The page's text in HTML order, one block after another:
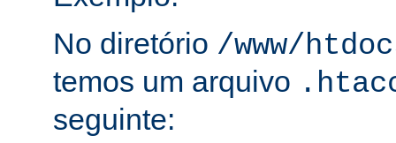
No diretório /www/
temos um arquivo
seguinte: